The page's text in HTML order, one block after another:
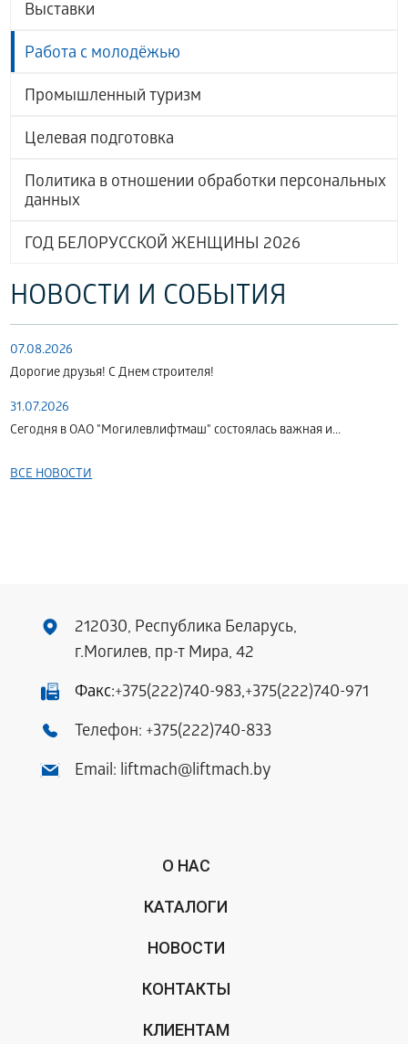
Выставки
Работа с молодёжью
Промышленный туризм
Целевая подготовка
Политика в отношении обработки персональных
данных
ГОД БЕЛОРУССКОЙ ЖЕНЩИНЫ 2026
НОВОСТИ И СОБЫТИЯ
07.08.2026
Дорогие друзья! С Днем строителя!
31.07.2026
Сегодня в ОАО "Могилевлифтмаш" состоялась важная и...
ВСЕ НОВОСТИ
212030, Республика Беларусь,
г.Могилев, пр-т Мира, 42
Факс:+375(222)740-983,+375(222)740-971
Телефон: +375(222)740-833
Email: liftmach@liftmach.by
О НАС
КАТАЛОГИ
НОВОСТИ
КОНТАКТЫ
КЛИЕНТАМ